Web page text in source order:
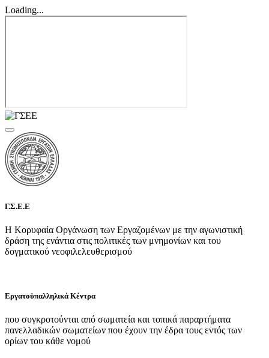
Loading...
Γ.Σ.Ε.Ε
Η Κορυφαία Οργάνωση των Εργαζομένων με την αγωνιστική
δράση της ενάντια στις πολιτικές των μνημονίων και του
δογματικού νεοφιλελευθερισμού
Εργατοϋπαλληλικά Κέντρα
που συγκροτούνται από σωματεία και τοπικά παραρτήματα
πανελλαδικών σωματείων που έχουν την έδρα τους εντός των
ορίων του κάθε νομού